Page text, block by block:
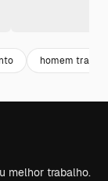
homem
melhor trabalho.